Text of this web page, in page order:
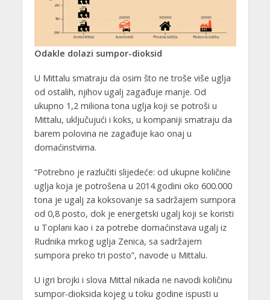
Odakle dolazi sumpor-dioksid
U Mittalu smatraju da osim što ne troše više uglja
od ostalih, njihov ugalj zagađuje manje. Od
ukupno 1,2 miliona tona uglja koji se potroši u
Mittalu, uključujući i koks, u kompaniji smatraju da
barem polovina ne zagađuje kao onaj u
domaćinstvima.
“Potrebno je razlučiti slijedeće: od ukupne količine
uglja koja je potrošena u 2014.godini oko 600.000
tona je ugalj za koksovanje sa sadržajem sumpora
od 0,8 posto, dok je energetski ugalj koji se koristi
u Toplani kao i za potrebe domaćinstava ugalj iz
Rudnika mrkog uglja Zenica, sa sadržajem
sumpora preko tri posto”, navode u Mittalu.
U igri brojki i slova Mittal nikada ne navodi količinu
sumpor-dioksida kojeg u toku godine ispusti u